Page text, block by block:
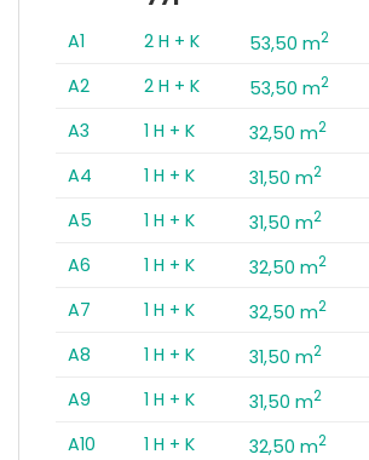
A1 2 H + K 53,50 m2
A2
2 H + K 53,50 m2
A3
1 H + K 32,50 m2
A4
1 H + K 31,50 m2
A5
1 H + K 31,50 m2
A6
1 H + K 32,50 m2
A7
1 H + K 32,50 m2
A8
1 H + K 31,50 m2
A9
1 H + K 31,50 m2
A10
1 H + K 32,50 m2